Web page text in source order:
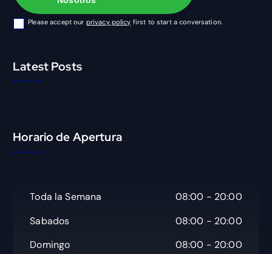
Please accept our privacy policy first to start a conversation.
Latest Posts
Horario de Apertura
Toda la Semana
08:00 - 20:00
Sabados
08:00 - 20:00
Domingo
08:00 - 20:00